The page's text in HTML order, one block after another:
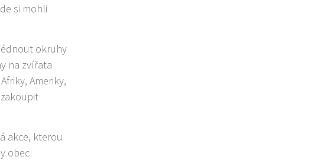
si mohli
okruhy
na zvířata
Ameriky,
akce, kterou
obec